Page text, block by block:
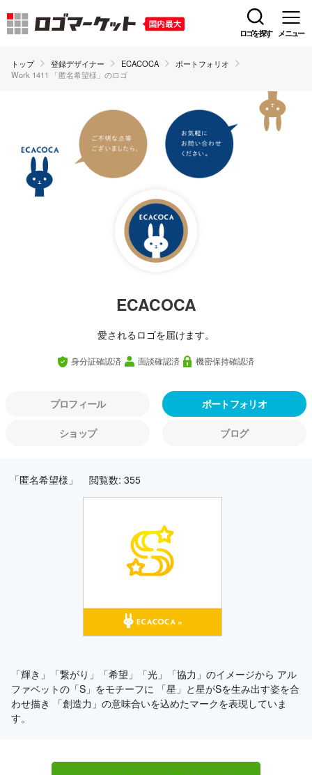
ロゴを探す メニュー
トップ 登録デザイナー ECACOCA
ポートフォリオ
Work 1411 「匿名希望様」のロゴ
ECACOCA
愛されるロゴを届けます。
身分証確認済 面談確認済 機密保持確認済
プロフィール ポートフォリオ
ショップ ブログ
「匿名希望様」 閲覧数: 355
「輝き」「繋がり」「希望」「光」「協力」のイメージから アル
ファベットの「S」をモチーフに 「星」と星がSを生み出す姿を合
わせ描き 「創造力」の意味合いを込めたマークを表現していま
す。